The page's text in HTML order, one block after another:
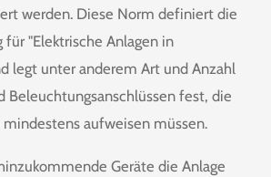
werden. Diese Norm definiert die
"Elektrische Anlagen in
legt unter anderem Art und Anzahl
Beleuchtungsanschlüssen fest, die
aufweisen müssen.
Geräte die Anlage